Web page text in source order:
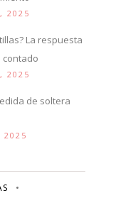
2025
La respuesta
contado
2025
de soltera
2025